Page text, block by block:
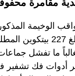
مقامرة
الوخيمة
الفدية، فإن دفع مبلغ
ما تفشل
أدوات فك تشفير